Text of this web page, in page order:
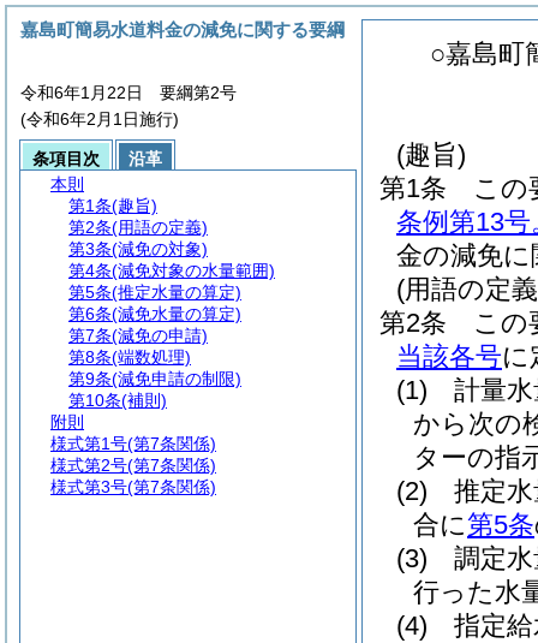
○嘉島町
(趣旨)
第1条
この
条例第13
金の減免
(用語の定
第2条
この
当該各号に
(1)
計量
から次の
ターの指
(2)
推定
合に第5条
(3)
調定
行った水
(4)
指定
嘉島町簡易水道料金の減免に関する要綱
令和6年1月22日 要綱第2号
(令和6年2月1日施行)
条項目次
沿革
本則
第1条(趣旨)
第2条(用語の定義)
第3条(減免の対象)
第4条(減免対象の水量範囲)
第5条(推定水量の算定)
第6条(減免水量の算定)
第7条(減免の申請)
第8条(端数処理)
第9条(減免申請の制限)
第10条(補則)
附則
様式第1号(第7条関係)
様式第2号(第7条関係)
様式第3号(第7条関係)